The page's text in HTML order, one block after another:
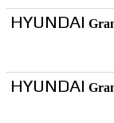
HYUNDAI
HYUNDAI